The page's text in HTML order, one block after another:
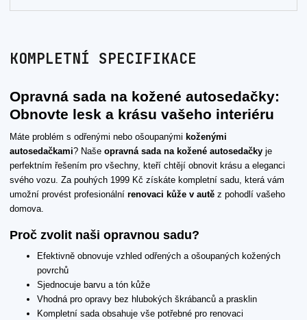
KOMPLETNÍ SPECIFIKACE
Opravná sada na kožené autosedačky:
Obnovte lesk a krásu vašeho interiéru
Máte problém s odřenými nebo ošoupanými koženými
autosedačkami? Naše opravná sada na kožené autosedačky je
perfektním řešením pro všechny, kteří chtějí obnovit krásu a eleganci
svého vozu. Za pouhých 1999 Kč získáte kompletní sadu, která vám
umožní provést profesionální renovaci kůže v autě z pohodlí vašeho
domova.
Proč zvolit naši opravnou sadu?
Efektivně obnovuje vzhled odřených a ošoupaných kožených
povrchů
Sjednocuje barvu a tón kůže
Vhodná pro opravy bez hlubokých škrábanců a prasklin
Kompletní sada obsahuje vše potřebné pro renovaci